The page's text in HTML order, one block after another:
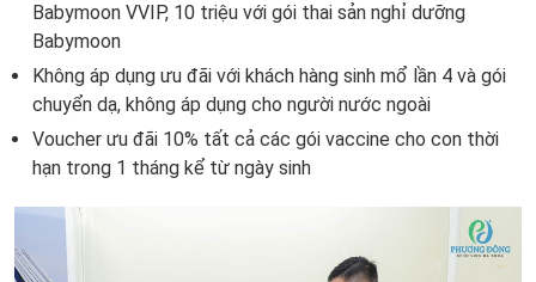
Babymoon VVIP, 10 triệu với gói thai sản nghỉ dưỡng
Babymoon
Không áp dụng ưu đãi với khách hàng sinh mổ lần 4 và gói
chuyển dạ, không áp dụng cho người nước ngoài
Voucher ưu đãi 10% tất cả các gói vaccine cho con thời
hạn trong 1 tháng kể từ ngày sinh